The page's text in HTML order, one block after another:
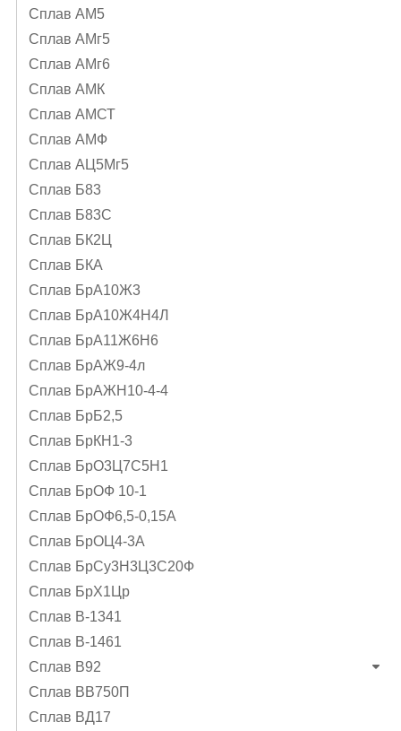
Сплав АМ5
Сплав АМг5
Сплав АМг6
Сплав АМК
Сплав АМСТ
Сплав АМФ
Сплав АЦ5Мг5
Сплав Б83
Сплав Б83С
Сплав БК2Ц
Сплав БКА
Сплав БрА10Ж3
Сплав БрА10Ж4Н4Л
Сплав БрА11Ж6Н6
Сплав БрАЖ9-4л
Сплав БрАЖН10-4-4
Сплав БрБ2,5
Сплав БрКН1-3
Сплав БрО3Ц7С5Н1
Сплав БрОФ 10-1
Сплав БрОФ6,5-0,15А
Сплав БрОЦ4-3А
Сплав БрСу3Н3Ц3С20Ф
Сплав БрХ1Цр
Сплав В-1341
Сплав В-1461
Сплав В92
Сплав ВВ750П
Сплав ВД17